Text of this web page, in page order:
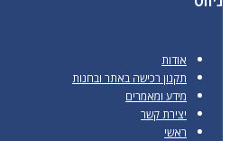
אודות
תקנון רכישה באתר ובחנות
מידע ומאמרים
יצירת קשר
ראשי